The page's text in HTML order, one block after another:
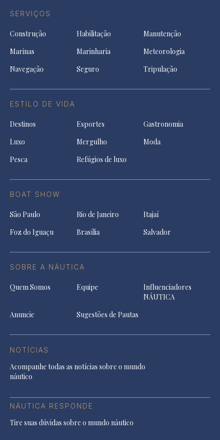
SERVIÇOS
Construção Habilitação
Manutenção
Marinas
Marinharia
Meteorologia
Navegação
Seguro Tripulação
ESTILO DE VIDA
Destinos Esportes
Gastronomia
Luxo
Mergulho
Moda
Pesca
Refúgios de luxo
BOAT SHOW
São Paulo Rio de Janeiro
Itajaí
Foz do Iguaçu
Brasília Salvador
SOBRE A NÁUTICA
Quem Somos Equipe
Influenciadores
NÁUTICA
Anuncie
Sugestões de Pautas
NOTÍCIAS
Acompanhe todas as notícias sobre o mundo
náutico
NÁUTICA RESPONDE
Tire suas dúvidas sobre o mundo náutico